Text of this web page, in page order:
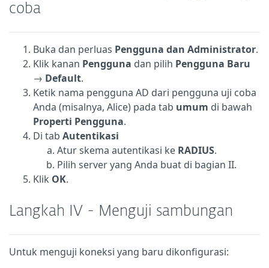
coba
Buka dan perluas Pengguna dan Administrator.
Klik kanan Pengguna dan pilih Pengguna Baru
→ Default.
Ketik nama pengguna AD dari pengguna uji coba
Anda (misalnya, Alice) pada tab umum di bawah
Properti Pengguna.
Di tab Autentikasi
Atur skema autentikasi ke RADIUS.
Pilih server yang Anda buat di bagian II.
Klik OK.
Langkah IV - Menguji sambungan
Untuk menguji koneksi yang baru dikonfigurasi: